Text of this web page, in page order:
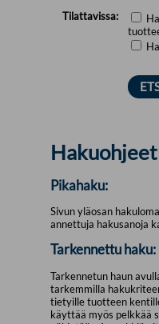
Tilattavissa:
Hakuohjeet
Pikahaku:
Sivun yläosan
annettuja hakusanoja
Tarkennettu haku:
Tarkennetun haun
tarkemmilla
tietyille tuotteen
käyttää myös pelkkää